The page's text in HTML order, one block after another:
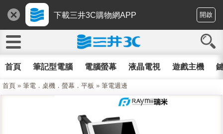
下載三井3C購物網APP 開啟
首頁 筆記型電腦 電腦螢幕 液晶電視 遊戲主機
首頁 » 筆電．桌機．螢幕．平板 » 筆電週邊